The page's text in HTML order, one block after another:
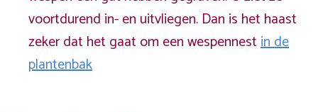
voortdurend in- en uitvliegen. Dan is het haast
zeker dat het gaat om een wespennestin de
plantenbak